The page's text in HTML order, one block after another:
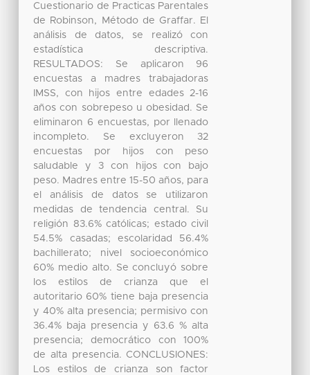
Cuestionario de Practicas Parentales
de Robinson, Método de Graffar. El
análisis de datos, se realizó con
estadística descriptiva.
RESULTADOS: Se aplicaron 96
encuestas a madres trabajadoras
IMSS, con hijos entre edades 2-16
años con sobrepeso u obesidad. Se
eliminaron 6 encuestas, por llenado
incompleto. Se excluyeron 32
encuestas por hijos con peso
saludable y 3 con hijos con bajo
peso. Madres entre 15-50 años, para
el análisis de datos se utilizaron
medidas de tendencia central. Su
religión 83.6% católicas; estado civil
54.5% casadas; escolaridad 56.4%
bachillerato; nivel socioeconómico
60% medio alto. Se concluyó sobre
los estilos de crianza que el
autoritario 60% tiene baja presencia
y 40% alta presencia; permisivo con
36.4% baja presencia y 63.6 % alta
presencia; democrático con 100%
de alta presencia. CONCLUSIONES:
Los estilos de crianza son factor